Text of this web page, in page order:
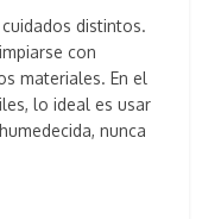
distintos.
con
materiales. En el
lo ideal es usar
nunca